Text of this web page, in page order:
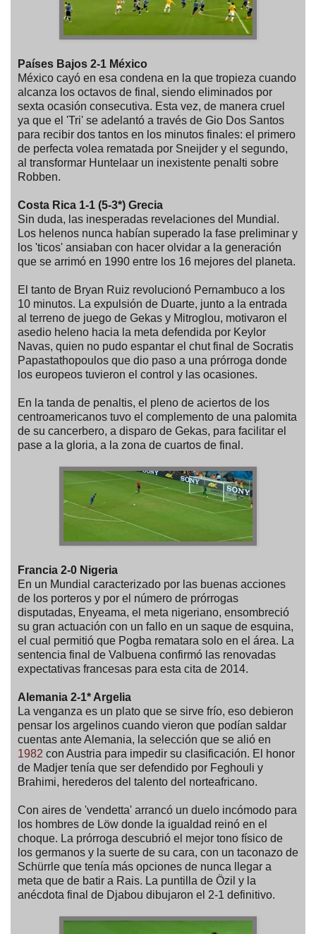
Países Bajos 2-1 México
México cayó en esa condena en la que tropieza cuando
alcanza los octavos de final, siendo eliminados por
sexta ocasión consecutiva. Esta vez, de manera cruel
ya que el 'Tri' se adelantó a través de Gio Dos Santos
para recibir dos tantos en los minutos finales: el primero
de perfecta volea rematada por Sneijder y el segundo,
al transformar Huntelaar un inexistente penalti sobre
Robben.
Costa Rica 1-1 (5-3*) Grecia
Sin duda, las inesperadas revelaciones del Mundial.
Los helenos nunca habían superado la fase preliminar y
los 'ticos' ansiaban con hacer olvidar a la generación
que se arrimó en 1990 entre los 16 mejores del planeta.
El tanto de Bryan Ruiz revolucionó Pernambuco a los
10 minutos. La expulsión de Duarte, junto a la entrada
al terreno de juego de Gekas y Mitroglou, motivaron el
asedio heleno hacia la meta defendida por Keylor
Navas, quien no pudo espantar el chut final de Socratis
Papastathopoulos que dio paso a una prórroga donde
los europeos tuvieron el control y las ocasiones.
En la tanda de penaltis, el pleno de aciertos de los
centroamericanos tuvo el complemento de una palomita
de su cancerbero, a disparo de Gekas, para facilitar el
pase a la gloria, a la zona de cuartos de final.
Francia 2-0 Nigeria
En un Mundial caracterizado por las buenas acciones
de los porteros y por el número de prórrogas
disputadas, Enyeama, el meta nigeriano, ensombreció
su gran actuación con un fallo en un saque de esquina,
el cual permitió que Pogba rematara solo en el área. La
sentencia final de Valbuena confirmó las renovadas
expectativas francesas para esta cita de 2014.
Alemania 2-1* Argelia
La venganza es un plato que se sirve frío, eso debieron
pensar los argelinos cuando vieron que podían saldar
cuentas ante Alemania, la selección que se alió en
1982 con Austria para impedir su clasificación. El honor
de Madjer tenía que ser defendido por Feghouli y
Brahimi, herederos del talento del norteafricano.
Con aires de 'vendetta' arrancó un duelo incómodo para
los hombres de Löw donde la igualdad reinó en el
choque. La prórroga descubrió el mejor tono físico de
los germanos y la suerte de su cara, con un taconazo de
Schürrle que tenía más opciones de nunca llegar a
meta que de batir a Rais. La puntilla de Özil y la
anécdota final de Djabou dibujaron el 2-1 definitivo.